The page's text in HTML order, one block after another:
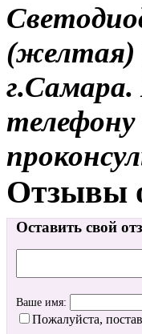
(желтая)
г.Самара.
Отзывы
Оставить свой
Ваше имя:
Пожалуйста,